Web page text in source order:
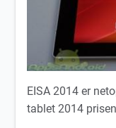
EISA 2014 er
tablet 2014